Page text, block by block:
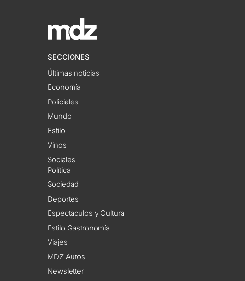
SECCIONES
Últimas noticias
Economía
Policiales
Mundo
Estilo
Vinos
Sociales
Política
Sociedad
Deportes
Espectáculos y Cultura
Estilo Gastronomía
Viajes
MDZ Autos
Newsletter